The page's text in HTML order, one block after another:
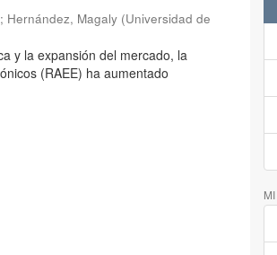
; Hernández, Magaly (Universidad de
y la expansión del mercado, la
(RAEE) ha aumentado